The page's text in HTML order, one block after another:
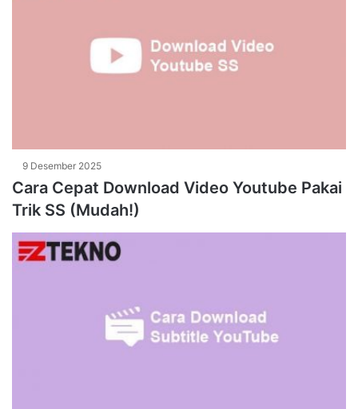
9 Desember 2025
Cara Cepat Download Video Youtube Pakai
Trik SS (Mudah!)